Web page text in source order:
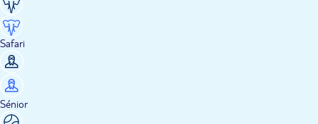
Safari
Sénior